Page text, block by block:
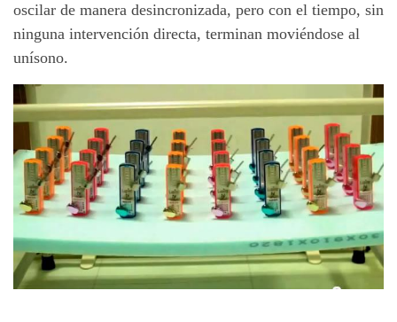
oscilar de manera desincronizada, pero con el tiempo, sin
ninguna intervención directa, terminan moviéndose al
unísono.